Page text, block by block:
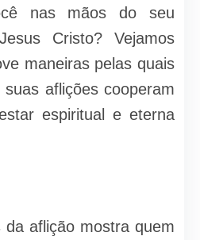
nas mãos do seu
Cristo? Vejamos
maneiras pelas quais
aflições cooperam
espiritual e eterna
aflição mostra quem